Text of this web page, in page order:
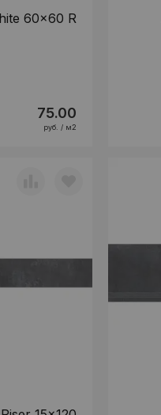
60x60 R
75.00
руб. / м2